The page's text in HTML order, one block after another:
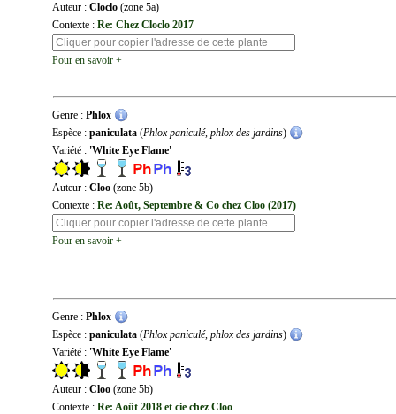
Auteur : Cloclo (zone 5a)
Contexte : Re: Chez Cloclo 2017
Pour en savoir +
Genre : Phlox
Espèce : paniculata (Phlox paniculé, phlox des jardins)
Variété : 'White Eye Flame'
Auteur : Cloo (zone 5b)
Contexte : Re: Août, Septembre & Co chez Cloo (2017)
Pour en savoir +
Genre : Phlox
Espèce : paniculata (Phlox paniculé, phlox des jardins)
Variété : 'White Eye Flame'
Auteur : Cloo (zone 5b)
Contexte : Re: Août 2018 et cie chez Cloo